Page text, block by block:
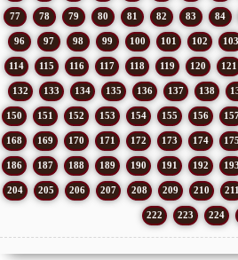
77 78 79 80 81 82 83 84
96 97 98 99 100 101 102 103
114 115 116 117 118 119 120 121
132 133 134 135 136 137 138
150 151 152 153 154 155 156
168 169 170 171 172 173 174 175
186 187 188 189 190 191 192 193
204 205 206 207 208 209 210 211
222 223 224